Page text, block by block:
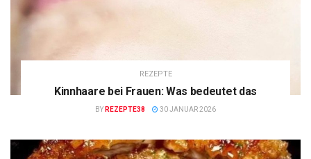
REZEPTE
Kinnhaare bei Frauen: Was bedeutet das
BY REZEPTE38 30 JANUAR 2026